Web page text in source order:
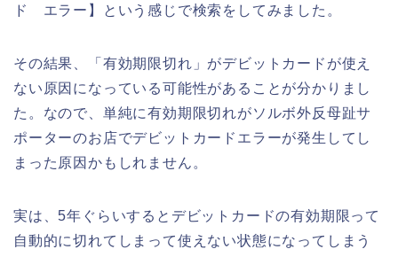
ド エラー】という感じで検索をしてみました。
その結果、「有効期限切れ」がデビットカードが使え
ない原因になっている可能性があることが分かりまし
た。なので、単純に有効期限切れがソルボ外反母趾サ
ポーターのお店でデビットカードエラーが発生してし
まった原因かもしれません。
実は、5年ぐらいするとデビットカードの有効期限って
自動的に切れてしまって使えない状態になってしまう